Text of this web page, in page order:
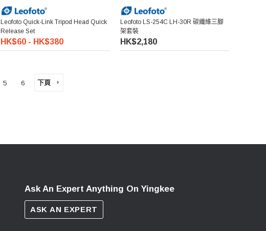
Leofoto Quick-Link Tripod Head Quick
Release Set
HK$60 - HK$380
Leofoto LS-254C LH-30R 碳纖維三腳
架套裝
HK$2,180
5 6 下頁
Ask An Expert Anything On Yingkee
ASK AN EXPERT